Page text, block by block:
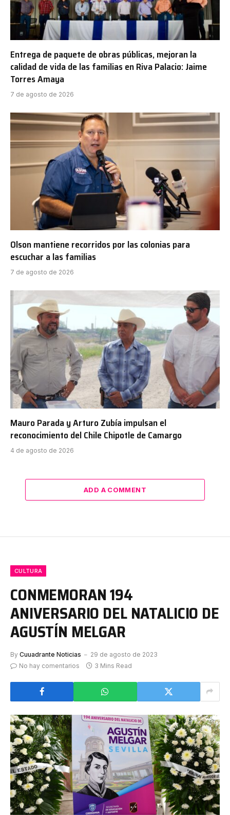
Entrega de paquete de obras públicas, mejoran la
calidad de vida de las familias en Riva Palacio: Jaime
Torres Amaya
7 de agosto de 2026
Olson mantiene recorridos por las colonias para
escuchar a las familias
7 de agosto de 2026
Mauro Parada y Arturo Zubía impulsan el
reconocimiento del Chile Chipotle de Camargo
4 de agosto de 2026
ADD A COMMENT
CULTURA
CONMEMORAN 194
ANIVERSARIO DEL NATALICIO DE
AGUSTÍN MELGAR
By Cuuadrante Noticias
29 de agosto de 2023
No hay comentarios
3 Mins Read